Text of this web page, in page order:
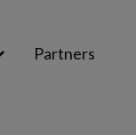
Partners